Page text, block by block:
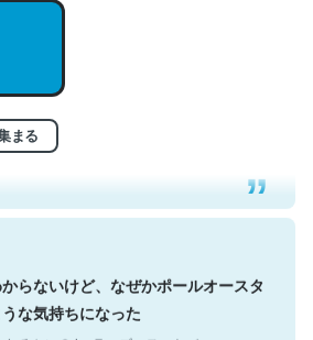
まる
もクレバーなんだろうなと凄く思
る人は原文もお勧め。自分はこの流
るかい？ by ラーズ・ヌートバー
らないけど、なぜかポールオースタ
な気持ちになった